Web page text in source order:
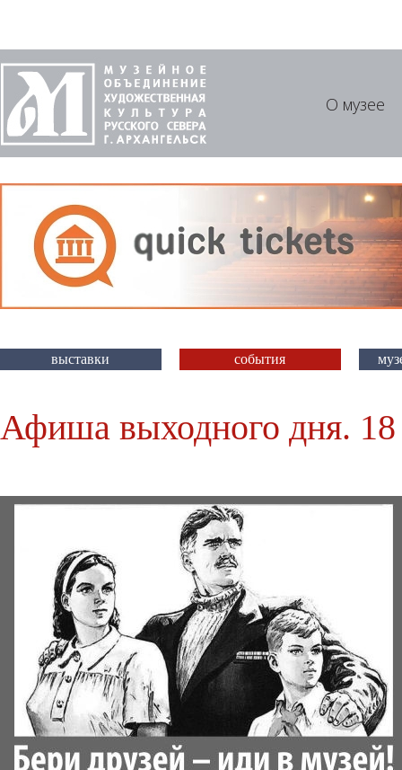
О музее
выставки события
Афиша выходного дня. 18